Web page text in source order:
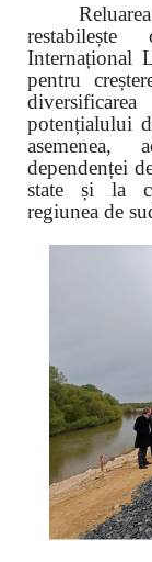
Internațional
pentru
potențialului
asemenea,
dependenței
state și la
regiunea de